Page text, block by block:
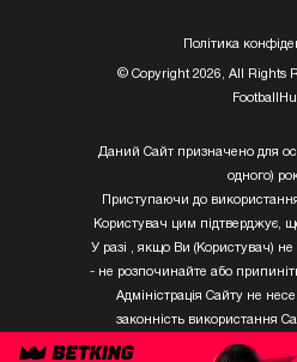
Полiтика
© Copyright 2026, All Rights
Даний Сайт призначено для
одного)
Приступаючи до
Користувач цим підтверджує,
У разі , якщо Ви (Користувач) не
- не розпочинайте або
Адміністрація Сайту не несе
законність використання
Користувачем, який не